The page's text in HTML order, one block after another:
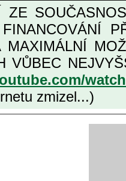
MÍRU OSVĚDČENÁ VLASTIZRÁDNÁ
VLASTIZRÁDCŮ, VIZ NAPŘ.
zmizel...)